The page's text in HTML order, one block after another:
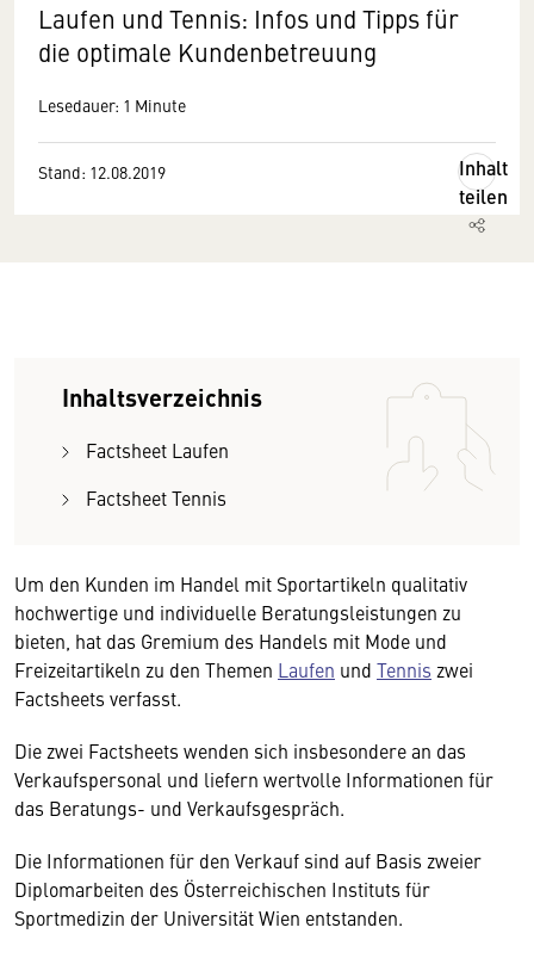
Laufen und Tennis: Infos und Tipps für
die optimale Kundenbetreuung
Lesedauer: 1 Minute
Stand: 12.08.2019
Inhalt
teilen
Inhaltsverzeichnis
Factsheet Laufen
Factsheet Tennis
Um den Kunden im Handel mit Sportartikeln qualitativ
hochwertige und individuelle Beratungsleistungen zu
bieten, hat das Gremium des Handels mit Mode und
Freizeitartikeln zu den Themen Laufen und Tennis zwei
Factsheets verfasst.
Die zwei Factsheets wenden sich insbesondere an das
Verkaufspersonal und liefern wertvolle Informationen für
das Beratungs- und Verkaufsgespräch.
Die Informationen für den Verkauf sind auf Basis zweier
Diplomarbeiten des Österreichischen Instituts für
Sportmedizin der Universität Wien entstanden.